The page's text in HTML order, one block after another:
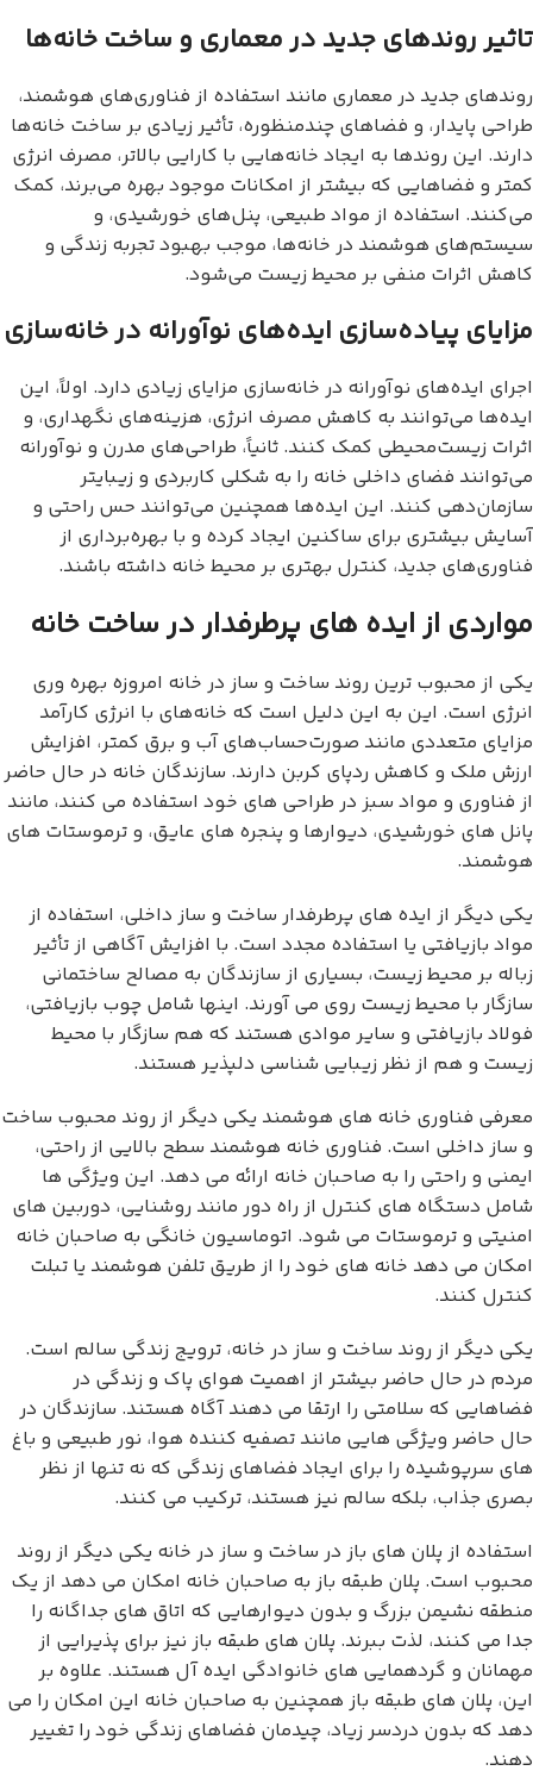
تاثیر روندهای جدید در معماری و ساخت خانه‌ها
روندهای جدید در معماری مانند استفاده از فناوری‌های هوشمند،
طراحی پایدار، و فضاهای چندمنظوره، تأثیر زیادی بر ساخت خانه‌ها
دارند. این روندها به ایجاد خانه‌هایی با کارایی بالاتر، مصرف انرژی
کمتر و فضاهایی که بیشتر از امکانات موجود بهره می‌برند، کمک
می‌کنند. استفاده از مواد طبیعی، پنل‌های خورشیدی، و
سیستم‌های هوشمند در خانه‌ها، موجب بهبود تجربه زندگی و
کاهش اثرات منفی بر محیط زیست می‌شود.
مزایای پیاده‌سازی ایده‌های نوآورانه در خانه‌سازی
اجرای ایده‌های نوآورانه در خانه‌سازی مزایای زیادی دارد. اولاً، این
ایده‌ها می‌توانند به کاهش مصرف انرژی، هزینه‌های نگهداری، و
اثرات زیست‌محیطی کمک کنند. ثانیاً، طراحی‌های مدرن و نوآورانه
می‌توانند فضای داخلی خانه را به شکلی کاربردی و زیبایتر
سازمان‌دهی کنند. این ایده‌ها همچنین می‌توانند حس راحتی و
آسایش بیشتری برای ساکنین ایجاد کرده و با بهره‌برداری از
فناوری‌های جدید، کنترل بهتری بر محیط خانه داشته باشند.
مواردی از ایده های پرطرفدار در ساخت خانه
یکی از محبوب ترین روند ساخت و ساز در خانه امروزه بهره وری
انرژی است. این به این دلیل است که خانه‌های با انرژی کارآمد
مزایای متعددی مانند صورت‌حساب‌های آب و برق کمتر، افزایش
ارزش ملک و کاهش ردپای کربن دارند. سازندگان خانه در حال حاضر
از فناوری و مواد سبز در طراحی های خود استفاده می کنند، مانند
پانل های خورشیدی، دیوارها و پنجره های عایق، و ترموستات های
هوشمند.
یکی دیگر از ایده های پرطرفدار ساخت و ساز داخلی، استفاده از
مواد بازیافتی یا استفاده مجدد است. با افزایش آگاهی از تأثیر
زباله بر محیط زیست، بسیاری از سازندگان به مصالح ساختمانی
سازگار با محیط زیست روی می آورند. اینها شامل چوب بازیافتی،
فولاد بازیافتی و سایر موادی هستند که هم سازگار با محیط
زیست و هم از نظر زیبایی شناسی دلپذیر هستند.
معرفی فناوری خانه های هوشمند یکی دیگر از روند محبوب ساخت
و ساز داخلی است. فناوری خانه هوشمند سطح بالایی از راحتی،
ایمنی و راحتی را به صاحبان خانه ارائه می دهد. این ویژگی ها
شامل دستگاه های کنترل از راه دور مانند روشنایی، دوربین های
امنیتی و ترموستات می شود. اتوماسیون خانگی به صاحبان خانه
امکان می دهد خانه های خود را از طریق تلفن هوشمند یا تبلت
کنترل کنند.
یکی دیگر از روند ساخت و ساز در خانه، ترویج زندگی سالم است.
مردم در حال حاضر بیشتر از اهمیت هوای پاک و زندگی در
فضاهایی که سلامتی را ارتقا می دهند آگاه هستند. سازندگان در
حال حاضر ویژگی هایی مانند تصفیه کننده هوا، نور طبیعی و باغ
های سرپوشیده را برای ایجاد فضاهای زندگی که نه تنها از نظر
بصری جذاب، بلکه سالم نیز هستند، ترکیب می کنند.
استفاده از پلان های باز در ساخت و ساز در خانه یکی دیگر از روند
محبوب است. پلان طبقه باز به صاحبان خانه امکان می دهد از یک
منطقه نشیمن بزرگ و بدون دیوارهایی که اتاق های جداگانه را
جدا می کنند، لذت ببرند. پلان های طبقه باز نیز برای پذیرایی از
مهمانان و گردهمایی های خانوادگی ایده آل هستند. علاوه بر
این، پلان های طبقه باز همچنین به صاحبان خانه این امکان را می
دهد که بدون دردسر زیاد، چیدمان فضاهای زندگی خود را تغییر
دهند.